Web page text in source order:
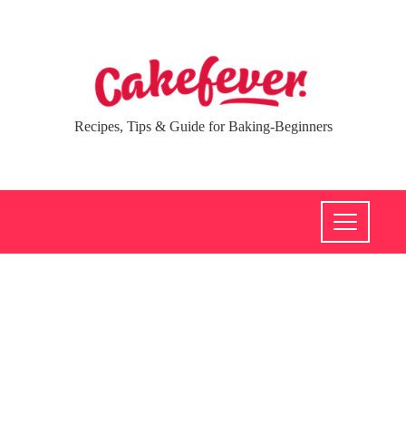
Recipes, Tips & Guide for Baking-Beginners